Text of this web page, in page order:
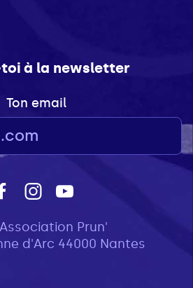
à la newsletter
Ton email
Prun'
d'Arc 44000 Nantes